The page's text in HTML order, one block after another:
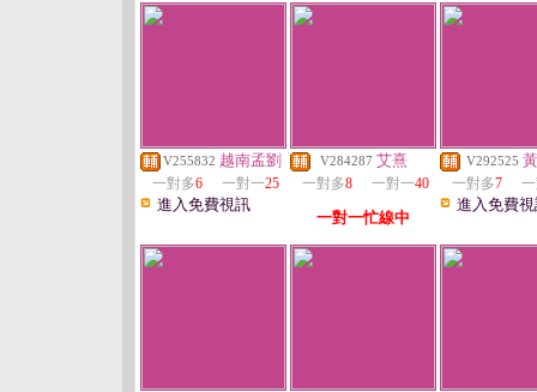
V255832 越南孟劉
一對多6 一對一25
進入免費視訊
V284287 艾熹
一對多8 一對一40
一對一忙線中
V292525
一對多7
進入免費